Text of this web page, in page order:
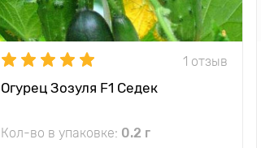
1 отзыв
Огурец Зозуля F1 Седек
Кол-во в упаковке: 0.2 г